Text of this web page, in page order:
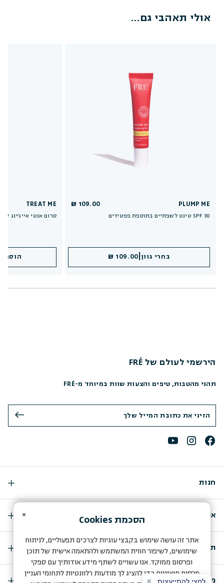
אולי תאהבי גם...
PLUMP ME
טינט לשפתיים בתוספת פפטידים SPF 30
109.00 ₪
בחרי גוון 109.00 ₪ הוספה לסל |
109.00 ₪
TREAT ME
סרום אנטי אייג׳ינג
הירשמי לעולם של FRÉ
תהני מהטבות, טיפים והצעות שוות במיוחד מ-FRÉ
חנות
אודות
תמיכה
מועדון החברות שלנו
× הסכמת Cookies
אתר זה עושה שימוש בקבצי עוגיות לצרכים תפעוליים, לניתוח
שימושים, לשיפור חווית המשתמש ולהתאמה אישית של תוכן
ופרסום ממוקד. אנו עשויים לשתף מידע אודותיך עם ספקי
פרסום חיצוניים כדי להציג לך מודעות רלוונטיות לתחומי העניין